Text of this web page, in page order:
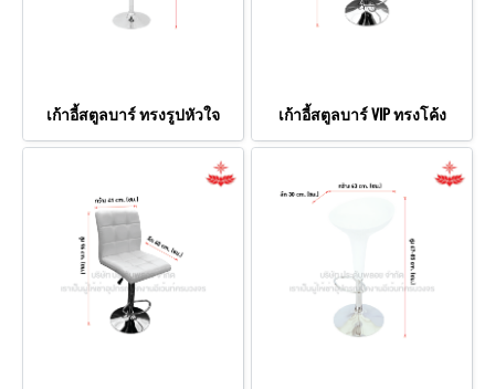
เก้าอี้สตูลบาร์ ทรงรูปหัวใจ เก้าอี้สตูลบาร์ VIP ทรงโค้ง